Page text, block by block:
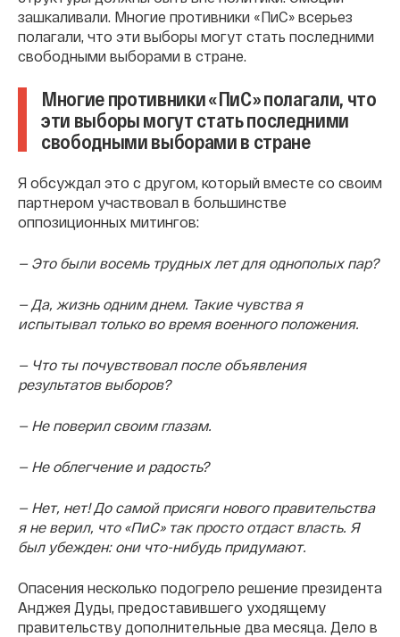
зашкаливали. Многие противники «ПиС» всерьез
полагали, что эти выборы могут стать последними
свободными выборами в стране.
Многие противники «ПиС» полагали, что
эти выборы могут стать последними
свободными выборами в стране
Я обсуждал это с другом, который вместе со своим
партнером участвовал в большинстве
оппозиционных митингов:
— Это были восемь трудных лет для однополых пар?
— Да, жизнь одним днем. Такие чувства я
испытывал только во время военного положения.
— Что ты почувствовал после объявления
результатов выборов?
— Не поверил своим глазам.
— Не облегчение и радость?
— Нет, нет! До самой присяги нового правительства
я не верил, что «ПиС» так просто отдаст власть. Я
был убежден: они что-нибудь придумают.
Опасения несколько подогрело решение президента
Анджея Дуды, предоставившего уходящему
правительству дополнительные два месяца. Дело в